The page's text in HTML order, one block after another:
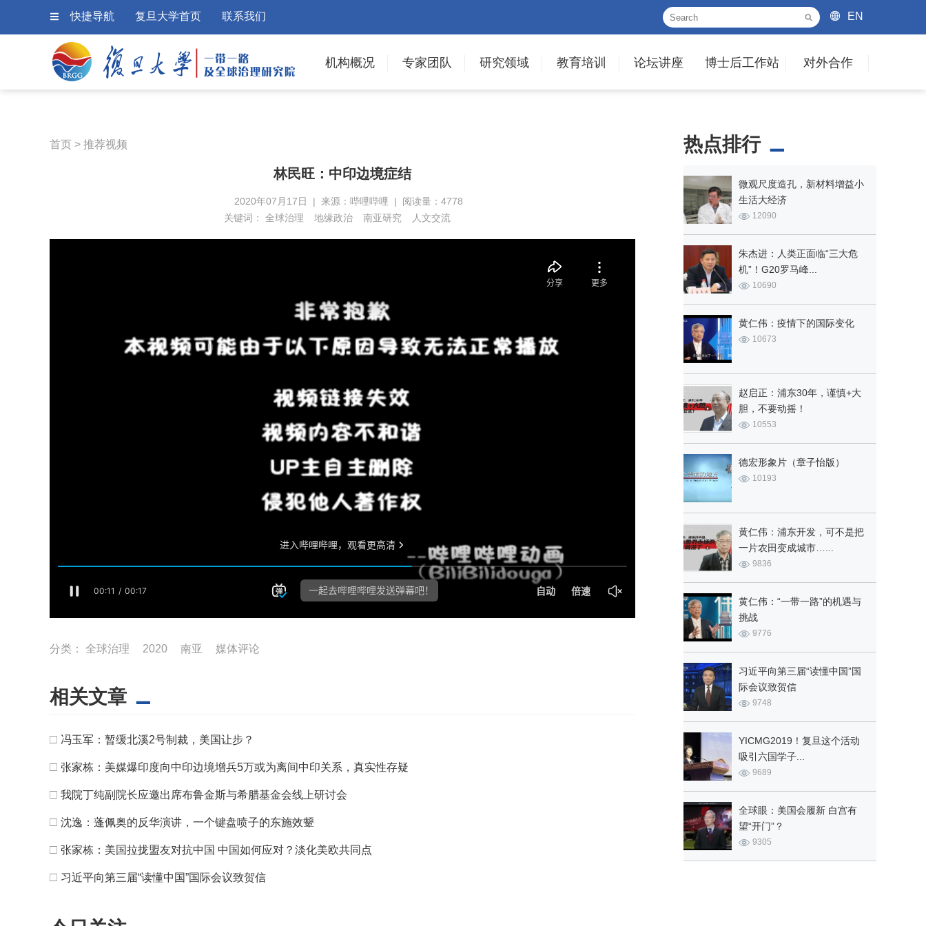
快捷导航 复旦大学首页 联系我们 EN
机构概况 专家团队 研究领域 教育培训 论坛讲座 博士后工作站 对外合作
首页 > 推荐视频
林民旺：中印边境症结
2020年07月17日 | 来源：哔哩哔哩 | 阅读量：4778
关键词： 全球治理 地缘政治 南亚研究 人文交流
分类： 全球治理 2020 南亚 媒体评论
相关文章
□ 冯玉军：暂缓北溪2号制裁，美国让步？
□ 张家栋：美媒爆印度向中印边境增兵5万或为离间中印关系，真实性存疑
□ 我院丁纯副院长应邀出席布鲁金斯与希腊基金会线上研讨会
□ 沈逸：蓬佩奥的反华演讲，一个键盘喷子的东施效颦
□ 张家栋：美国拉拢盟友对抗中国 中国如何应对？淡化美欧共同点
□ 习近平向第三届“读懂中国”国际会议致贺信
热点排行
微观尺度造孔，新材料增益小
生活大经济
12090
朱杰进：人类正面临“三大危
机”！G20罗马峰...
10690
黄仁伟：疫情下的国际变化
10673
赵启正：浦东30年，谨慎+大
胆，不要动摇！
10553
德宏形象片（章子怡版）
10193
黄仁伟：浦东开发，可不是把
一片农田变成城市…...
9836
黄仁伟：“一带一路”的机遇与
挑战
9776
习近平向第三届“读懂中国”国
际会议致贺信
9748
YICMG2019！复旦这个活动
吸引六国学子...
9689
全球眼：美国会履新 白宫有
望“开门”？
9305